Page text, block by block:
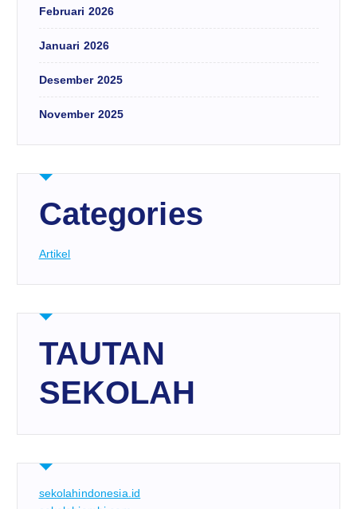
Februari 2026
Januari 2026
Desember 2025
November 2025
Categories
Artikel
TAUTAN
SEKOLAH
sekolahindonesia.id